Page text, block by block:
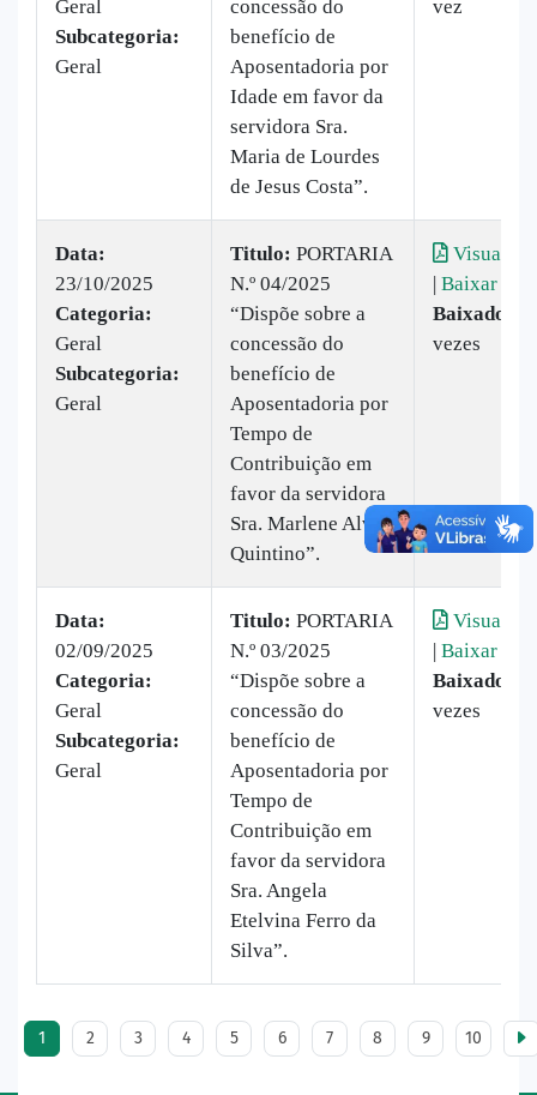
Geral
Subcategoria:
Geral
concessão do
benefício de
Aposentadoria por
Idade em favor da
servidora Sra.
Maria de Lourdes
de Jesus Costa”.
vez
Data:
23/10/2025
Categoria:
Geral
Subcategoria:
Geral
Titulo: PORTARIA
N.º 04/2025
“Dispõe sobre a
concessão do
benefício de
Aposentadoria por
Tempo de
Contribuição em
favor da servidora
Sra. Marlene Alves
Quintino”.
| Baixar
Baixado:
vezes
Data:
02/09/2025
Categoria:
Geral
Subcategoria:
Geral
Titulo: PORTARIA
N.º 03/2025
“Dispõe sobre a
concessão do
benefício de
Aposentadoria por
Tempo de
Contribuição em
favor da servidora
Sra. Angela
Etelvina Ferro da
Silva”.
| Baixar
Baixado:
vezes
1 2 3 4 5 6 7 8 9 10